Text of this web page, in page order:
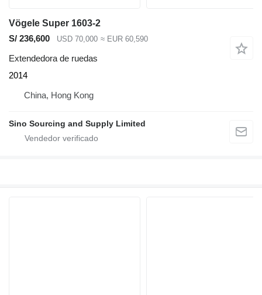
Vögele Super 1603-2
S/ 236,600
USD 70,000 ≈ EUR 60,590
Extendedora de ruedas
2014
China, Hong Kong
Sino Sourcing and Supply Limited